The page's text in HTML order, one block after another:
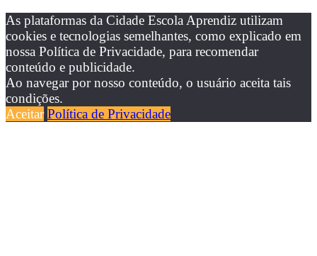
As plataformas da Cidade Escola Aprendiz utilizam
cookies e tecnologias semelhantes, como explicado em
nossa Política de Privacidade, para recomendar
conteúdo e publicidade.
Ao navegar por nosso conteúdo, o usuário aceita tais
condições.
Aceitar Política de Privacidade